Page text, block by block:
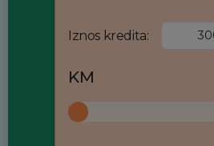
Iznos kredita:
KM